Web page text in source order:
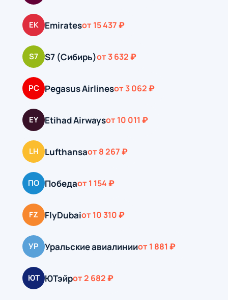
EK Emiratesот 15 437 ₽
S7 S7 (Сибирь)от 3 632 ₽
PC Pegasus Airlinesот 3 062 ₽
EY Etihad Airwaysот 10 011 ₽
LH Lufthansaот 8 267 ₽
ПО Победаот 1 154 ₽
FZ FlyDubaiот 10 310 ₽
УР Уральские авиалинииот 1 881 ₽
ЮТ ЮТэйрот 2 682 ₽